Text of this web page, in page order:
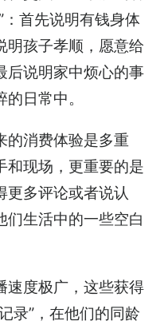
首先说明有钱身体
明孩子孝顺，愿意给
后说明家中烦心的事
日常中。
的消费体验是多重
和现场，更重要的是
更多评论或者说认
们生活中的一些空白
速度极广，这些获得
录”，在他们的同龄